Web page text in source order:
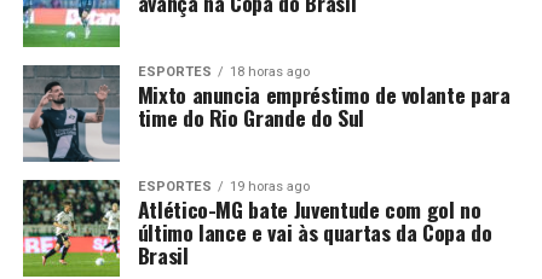
ESPORTES 18 horas ago
Mixto anuncia empréstimo de volante para
time do Rio Grande do Sul
ESPORTES 19 horas ago
Atlético-MG bate Juventude com gol no
último lance e vai às quartas da Copa do
Brasil